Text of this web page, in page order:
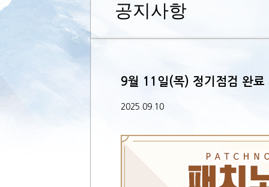
공지사항
9월 11일(목) 정기점검 완료
2025.09.10